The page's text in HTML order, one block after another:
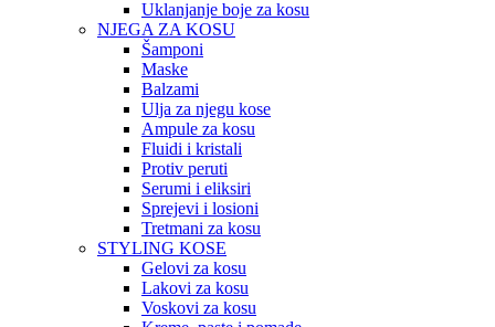
Uklanjanje boje za kosu
NJEGA ZA KOSU
Šamponi
Maske
Balzami
Ulja za njegu kose
Ampule za kosu
Fluidi i kristali
Protiv peruti
Serumi i eliksiri
Sprejevi i losioni
Tretmani za kosu
STYLING KOSE
Gelovi za kosu
Lakovi za kosu
Voskovi za kosu